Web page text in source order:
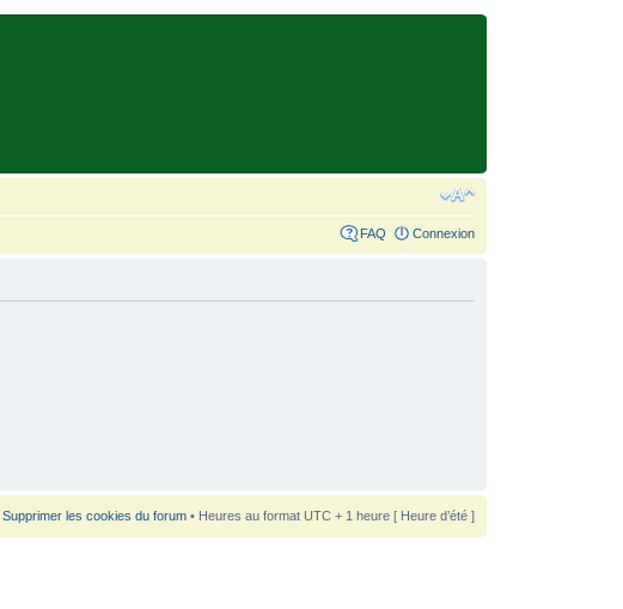
FAQ Connexion
Supprimer les cookies du forum• Heures au format UTC + 1 heure [ Heure d’été ]